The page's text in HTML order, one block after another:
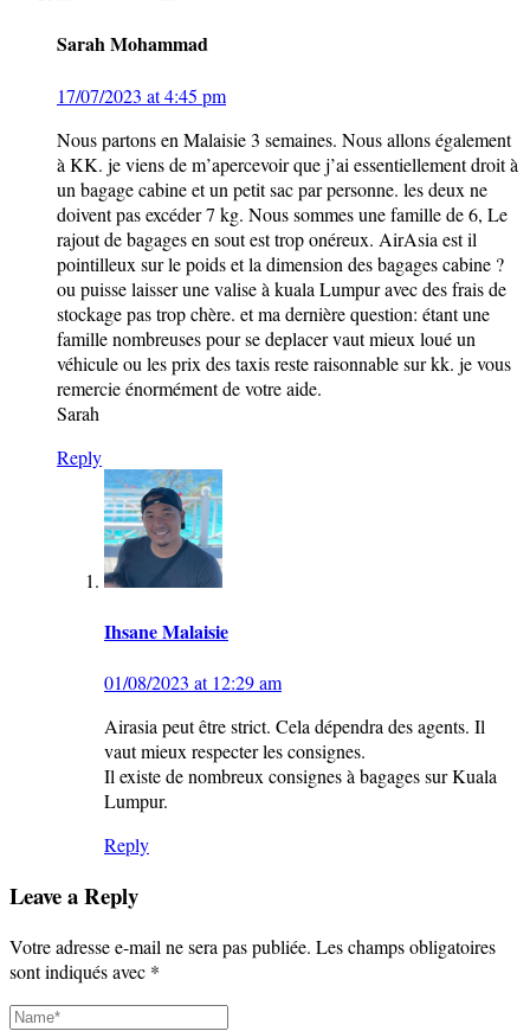
Sarah Mohammad
17/07/2023 at 4:45 pm
Nous partons en Malaisie 3 semaines. Nous allons également
à KK. je viens de m’apercevoir que j’ai essentiellement droit à
un bagage cabine et un petit sac par personne. les deux ne
doivent pas excéder 7 kg. Nous sommes une famille de 6, Le
rajout de bagages en sout est trop onéreux. AirAsia est il
pointilleux sur le poids et la dimension des bagages cabine ?
ou puisse laisser une valise à kuala Lumpur avec des frais de
stockage pas trop chère. et ma dernière question: étant une
famille nombreuses pour se deplacer vaut mieux loué un
véhicule ou les prix des taxis reste raisonnable sur kk. je vous
remercie énormément de votre aide.
Sarah
Reply
Ihsane Malaisie
01/08/2023 at 12:29 am
Airasia peut être strict. Cela dépendra des agents. Il
vaut mieux respecter les consignes.
Il existe de nombreux consignes à bagages sur Kuala
Lumpur.
Reply
Leave a Reply
Votre adresse e-mail ne sera pas publiée. Les champs obligatoires
sont indiqués avec *